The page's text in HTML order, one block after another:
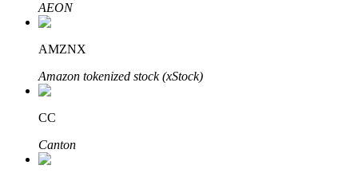
Сервис заимствований, обеспеченных криптовалютой
AEON
AMZNX
Amazon tokenized stock (xStock)
CC
Canton